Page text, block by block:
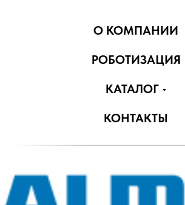
О КОМПАНИИ
РОБОТИЗАЦИЯ
КАТАЛОГ
КОНТАКТЫ